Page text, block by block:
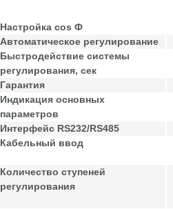
Настройка cos Ф
Автоматическое регулирование
Быстродействие системы
регулирования, сек
Гарантия
Индикация основных
параметров
Интерфейс RS232/RS485
Кабельный ввод
Количество ступеней
регулирования